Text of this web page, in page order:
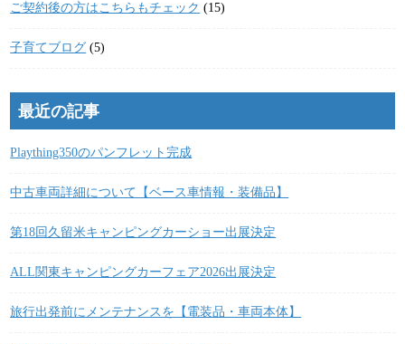
ご契約後の方はこちらもチェック (15)
子育てブログ (5)
最近の記事
Plaything350のパンフレット完成
中古車両詳細について【ベース車情報・装備品】
第18回久留米キャンピングカーショー出展決定
ALL関東キャンピングカーフェア2026出展決定
旅行出発前にメンテナンスを【電装品・車両本体】